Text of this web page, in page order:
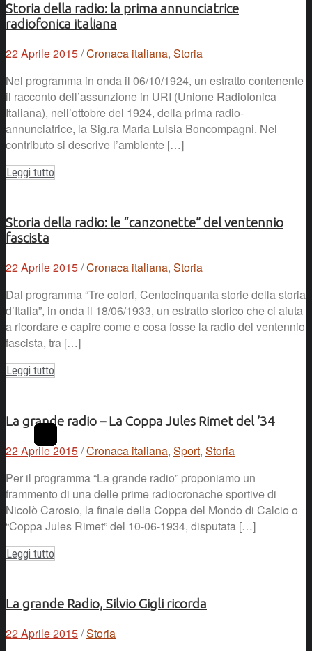
Storia della radio: la prima annunciatrice
radiofonica italiana
22 Aprile 2015/Cronaca italiana, Storia
Nel programma in onda il 06/10/1924, un estratto contenente
il racconto dell’assunzione in URI (Unione Radiofonica
Italiana), nell’ottobre del 1924, della prima radio-
annunciatrice, la Sig.ra Maria Luisia Boncompagni. Nel
contributo si descrive l’ambiente […]
Leggi tutto
Storia della radio: le “canzonette” del ventennio
fascista
22 Aprile 2015/Cronaca italiana, Storia
Dal programma “Tre colori, Centocinquanta storie della storia
d’Italia”, in onda il 18/06/1933, un estratto storico che ci aiuta
a ricordare e capire come e cosa fosse la radio del ventennio
fascista, tra […]
Leggi tutto
La grande radio – La Coppa Jules Rimet del ’34
22 Aprile 2015/Cronaca italiana, Sport, Storia
Per il programma “La grande radio” proponiamo un
frammento di una delle prime radiocronache sportive di
Nicolò Carosio, la finale della Coppa del Mondo di Calcio o
“Coppa Jules Rimet” del 10-06-1934, disputata […]
Leggi tutto
La grande Radio, Silvio Gigli ricorda
22 Aprile 2015/Storia